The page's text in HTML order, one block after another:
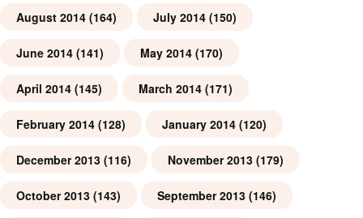
August 2014 (164) July 2014 (150)
June 2014 (141) May 2014 (170)
April 2014 (145) March 2014 (171)
February 2014 (128) January 2014 (120)
December 2013 (116) November 2013 (179)
October 2013 (143) September 2013 (146)